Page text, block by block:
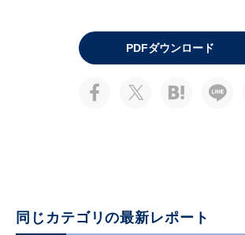
PDFダウンロード
同じカテゴリの最新レポート